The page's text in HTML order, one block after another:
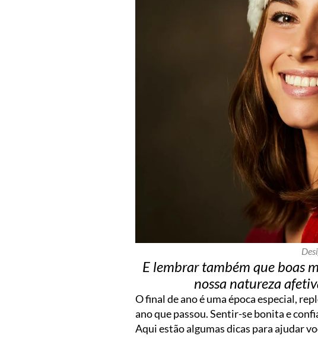
E lembrar também que boas
nossa natureza
O final de ano é uma época especial,
ano que passou. Sentir-se bonita e
Aqui estão algumas dicas para ajudar